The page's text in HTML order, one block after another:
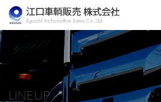
LINEUP